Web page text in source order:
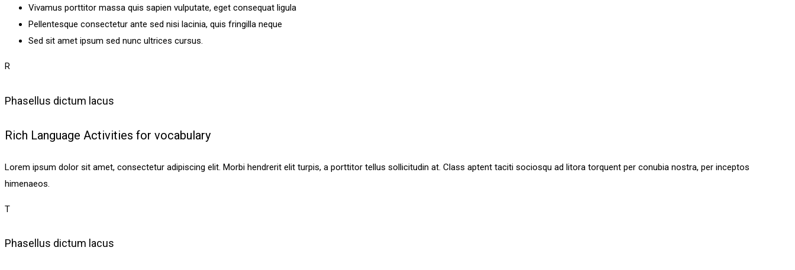
Vivamus porttitor massa quis sapien vulputate, eget consequat ligula
Pellentesque consectetur ante sed nisi lacinia, quis fringilla neque
Sed sit amet ipsum sed nunc ultrices cursus.
R
Phasellus dictum lacus
Rich Language Activities for vocabulary
Lorem ipsum dolor sit amet, consectetur adipiscing elit. Morbi hendrerit elit turpis, a porttitor tellus sollicitudin at. Class aptent taciti sociosqu ad litora torquent per conubia nostra, per inceptos
himenaeos.
T
Phasellus dictum lacus